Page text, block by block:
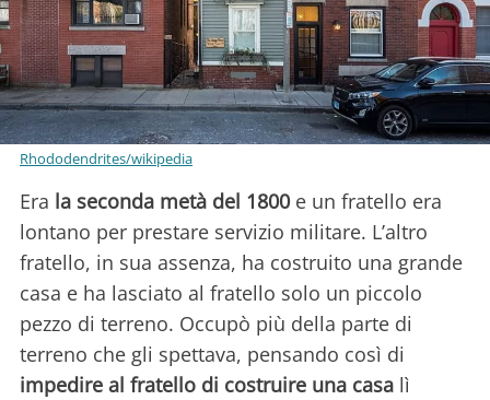
Rhododendrites/wikipedia
Era la seconda metà del 1800 e un fratello era
lontano per prestare servizio militare. L’altro
fratello, in sua assenza, ha costruito una grande
casa e ha lasciato al fratello solo un piccolo
pezzo di terreno. Occupò più della parte di
terreno che gli spettava, pensando così di
impedire al fratello di costruire una casa lì